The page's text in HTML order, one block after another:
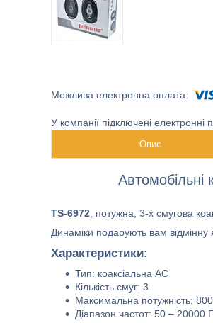
У компанії підключені
Опис
TS-6972 , потужна, 3-х смугова
Динаміки подарують вам відмінну
Характеристики:
Тип: коаксіальна АС
Кількість смуг: 3
Максимальна потужність:
Діапазон частот: 50 – 20000